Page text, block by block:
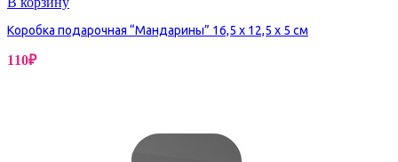
Коробка подарочная “Мандарины” 16,5 х 12,5 х 5 см
110₽